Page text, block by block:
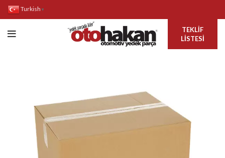
Turkish ▼
TEKLIF
LISTESI